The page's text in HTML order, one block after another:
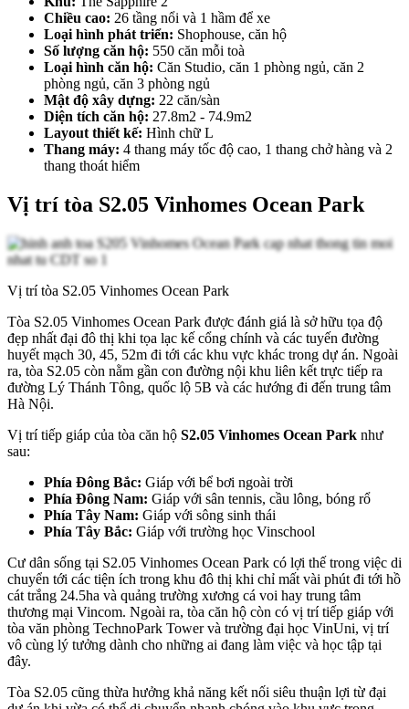
Chiều cao: 26 tầng nổi và 1 hầm để xe
Loại hình phát triển: Shophouse, căn hộ
Số lượng căn hộ: 550 căn mỗi toà
Loại hình căn hộ: Căn Studio, căn 1 phòng ngủ, căn 2
phòng ngủ, căn 3 phòng ngủ
Mật độ xây dựng: 22 căn/sàn
Diện tích căn hộ: 27.8m2 - 74.9m2
Layout thiết kế: Hình chữ L
Thang máy: 4 thang máy tốc độ cao, 1 thang chở hàng và 2
thang thoát hiểm
Vị trí tòa S2.05 Vinhomes Ocean Park
Vị trí tòa S2.05 Vinhomes Ocean Park
Tòa S2.05 Vinhomes Ocean Park được đánh giá là sở hữu tọa độ
đẹp nhất đại đô thị khi tọa lạc kế cổng chính và các tuyến đường
huyết mạch 30, 45, 52m đi tới các khu vực khác trong dự án. Ngoài
ra, tòa S2.05 còn nằm gần con đường nội khu liên kết trực tiếp ra
đường Lý Thánh Tông, quốc lộ 5B và các hướng đi đến trung tâm
Hà Nội.
Vị trí tiếp giáp của tòa căn hộ S2.05 Vinhomes Ocean Park như
sau:
Phía Đông Bắc: Giáp với bể bơi ngoài trời
Phía Đông Nam: Giáp với sân tennis, cầu lông, bóng rổ
Phía Tây Nam: Giáp với sông sinh thái
Phía Tây Bắc: Giáp với trường học Vinschool
Cư dân sống tại S2.05 Vinhomes Ocean Park có lợi thế trong việc di
chuyển tới các tiện ích trong khu đô thị khi chỉ mất vài phút đi tới hồ
cát trắng 24.5ha và quảng trường xương cá voi hay trung tâm
thương mại Vincom. Ngoài ra, tòa căn hộ còn có vị trí tiếp giáp với
tòa văn phòng TechnoPark Tower và trường đại học VinUni, vị trí
vô cùng lý tưởng dành cho những ai đang làm việc và học tập tại
đây.
Tòa S2.05 cũng thừa hưởng khả năng kết nối siêu thuận lợi từ đại